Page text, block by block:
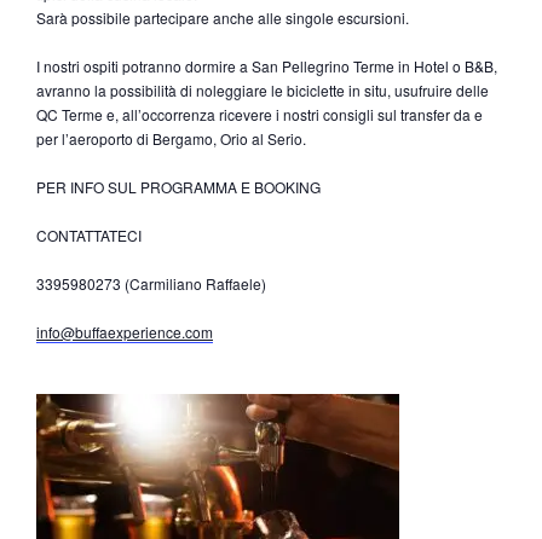
Sarà possibile partecipare anche alle singole escursioni.
I nostri ospiti potranno dormire a San Pellegrino Terme in Hotel o B&B,
avranno la possibilità di noleggiare le biciclette in situ, usufruire delle
QC Terme e, all’occorrenza ricevere i nostri consigli sul transfer da e
per l’aeroporto di Bergamo, Orio al Serio.
PER INFO SUL PROGRAMMA E BOOKING
CONTATTATECI
3395980273 (Carmiliano Raffaele)
info@buffaexperience.com